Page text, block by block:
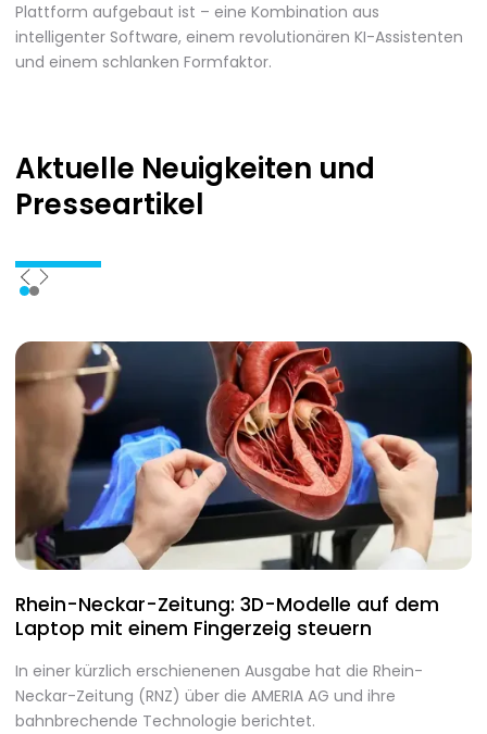
Plattform aufgebaut ist – eine Kombination aus
intelligenter Software, einem revolutionären KI-Assistenten
und einem schlanken Formfaktor.
Aktuelle Neuigkeiten und
Presseartikel
Rhein-Neckar-Zeitung: 3D-Modelle auf dem
Laptop mit einem Fingerzeig steuern
In einer kürzlich erschienenen Ausgabe hat die Rhein-
Neckar-Zeitung (RNZ) über die AMERIA AG und ihre
bahnbrechende Technologie berichtet.